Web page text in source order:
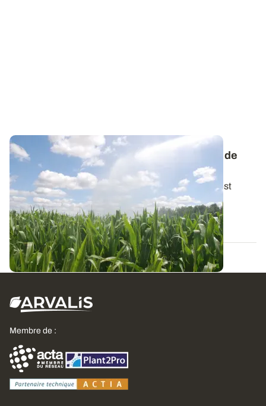
Maïs : comment adapter l'irrigation en cas de
ressources en eau limitées ?
Dans les situations où le volume d’eau d’irrigation est
limitant avant même le début de la...
01 JUIN 2023
Membre de :